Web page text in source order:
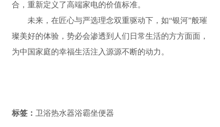
合，重新定义了高端家电的价值标准。
未来，在匠心与严选理念双重驱动下，如“银河”般璀
璨美好的体验，势必会渗透到人们日常生活的方方面面，
为中国家庭的幸福生活注入源源不断的动力。
标签： 卫浴热水器浴霸坐便器